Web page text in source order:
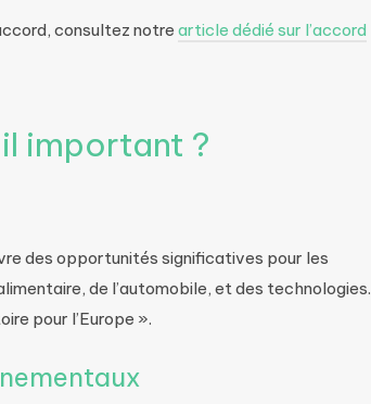
consultez notre article dédié sur l’accord
important ?
des opportunités significatives pour les
de l’automobile, et des technologies.
pour l’Europe ».